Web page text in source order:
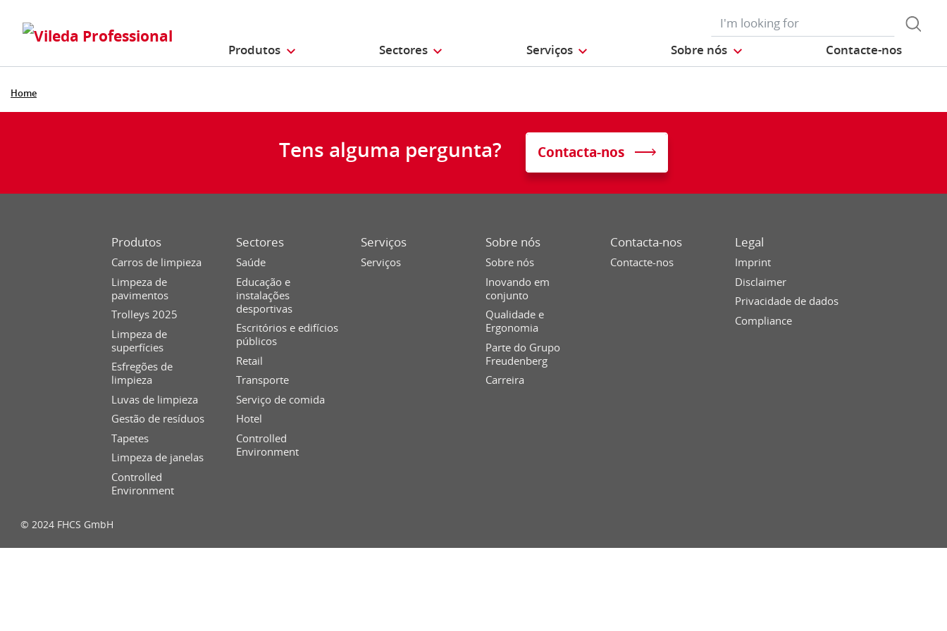
Produtos Sectores Serviços Sobre nós Contacte-nos
Home
Tens alguma pergunta? Contacta-nos
Produtos
Carros de limpieza
Limpeza de
pavimentos
Trolleys 2025
Limpeza de
superfícies
Esfregões de
limpieza
Luvas de limpieza
Gestão de resíduos
Tapetes
Limpeza de janelas
Controlled
Environment
Sectores
Saúde
Educação e
instalações
desportivas
Escritórios e edifícios
públicos
Retail
Transporte
Serviço de comida
Hotel
Controlled
Environment
Serviços
Serviços
Sobre nós
Sobre nós
Inovando em
conjunto
Qualidade e
Ergonomia
Parte do Grupo
Freudenberg
Carreira
Contacta-nos
Contacte-nos
Legal
Imprint
Disclaimer
Privacidade de dados
Compliance
© 2024 FHCS GmbH